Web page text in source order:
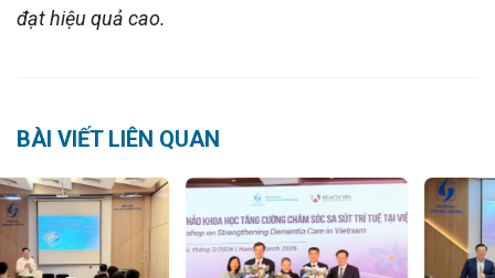
đạt hiệu quả cao.
BÀI VIẾT LIÊN QUAN